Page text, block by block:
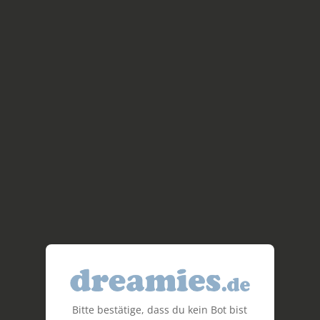
Bitte bestätige, dass du kein Bot bist